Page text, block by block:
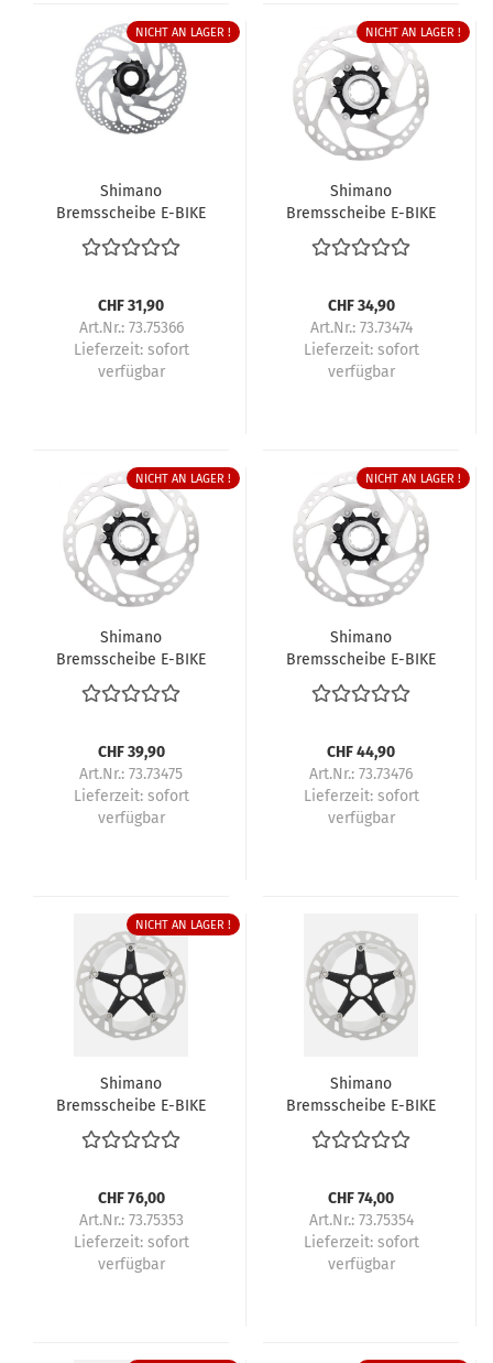
NICHT AN LAGER !
Shimano
Bremsscheibe E-BIKE
RT-EM300 203 mm
Center-Lock Innen-
CHF 31,90
Art.Nr.: 73.75366
Lieferzeit: sofort
verfügbar
NICHT AN LAGER !
Shimano
Bremsscheibe E-BIKE
RT-EM600 160 mm
Center-Lock
CHF 34,90
Art.Nr.: 73.73474
Lieferzeit: sofort
verfügbar
NICHT AN LAGER !
Shimano
Bremsscheibe E-BIKE
RT-EM600 180 mm
Center-Lock
CHF 39,90
Art.Nr.: 73.73475
Lieferzeit: sofort
verfügbar
NICHT AN LAGER !
Shimano
Bremsscheibe E-BIKE
RT-EM600 203 mm
Center-Lock
CHF 44,90
Art.Nr.: 73.73476
Lieferzeit: sofort
verfügbar
NICHT AN LAGER !
Shimano
Bremsscheibe E-BIKE
RT-EM810 160 mm
Center-Lock
CHF 76,00
Art.Nr.: 73.75353
Lieferzeit: sofort
verfügbar
Shimano
Bremsscheibe E-BIKE
RT-EM810 180 mm
Center-Lock
CHF 74,00
Art.Nr.: 73.75354
Lieferzeit: sofort
verfügbar